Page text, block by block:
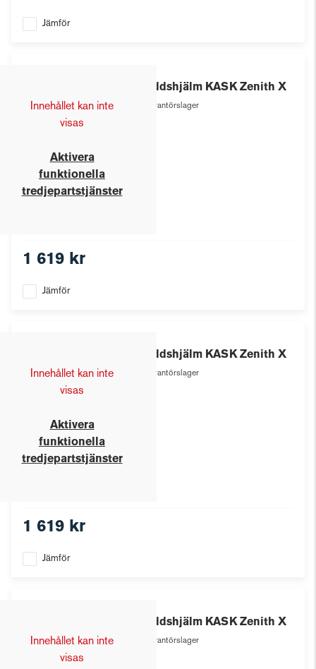
Jämför
Innehållet kan inte
visas
Aktivera
funktionella
tredjepartstjänster
Skyddshjälm KASK Zenith X
Leverantörslager
1 619 kr
Jämför
Innehållet kan inte
visas
Aktivera
funktionella
tredjepartstjänster
Skyddshjälm KASK Zenith X
Leverantörslager
1 619 kr
Jämför
Innehållet kan inte
visas
Skyddshjälm KASK Zenith X
Leverantörslager